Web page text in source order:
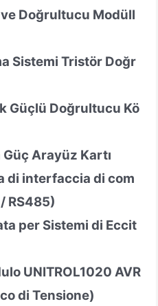
Doğrultucu Modüll
Sistemi Tristör Doğr
Güçlü Doğrultucu Kö
Güç Arayüz Kartı
di interfaccia di com
RS485)
per Sistemi di Eccit
UNITROL1020 AVR
di Tensione)